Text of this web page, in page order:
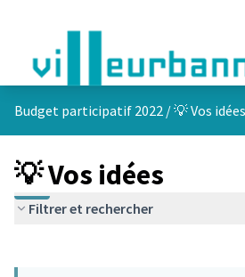
Budget participatif 2022 /💡 Vos idées
💡 Vos idées
Filtrer et rechercher